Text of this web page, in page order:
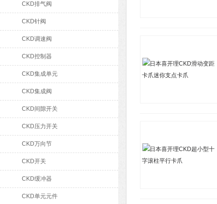
CKD排气阀
CKD针阀
CKD调速阀
CKD控制器
CKD集成单元
CKD集成阀
CKD间隙开关
CKD压力开关
CKD万向节
CKD开关
CKD缓冲器
CKD单元元件